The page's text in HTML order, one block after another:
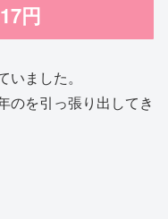
円
ました。
のを引っ張り出してき